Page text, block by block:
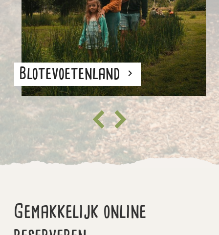
Blotevoetenland keyboard_arrow_right
Gemakkelijk online